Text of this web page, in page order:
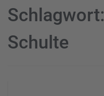
Schlagwort:
Schulte